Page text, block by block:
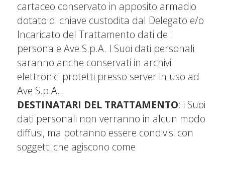
cartaceo conservato in apposito armadio
dotato di chiave custodita dal Delegato e/o
Incaricato del Trattamento dati del
personale Ave S.p.A. I Suoi dati personali
saranno anche conservati in archivi
elettronici protetti presso server in uso ad
Ave S.p.A..
DESTINATARI DEL TRATTAMENTO: i Suoi
dati personali non verranno in alcun modo
diffusi, ma potranno essere condivisi con
soggetti che agiscono come